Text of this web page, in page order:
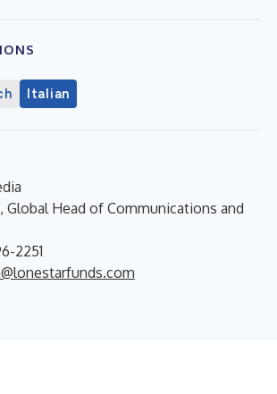
Italian
Global Head of Communications and
2251